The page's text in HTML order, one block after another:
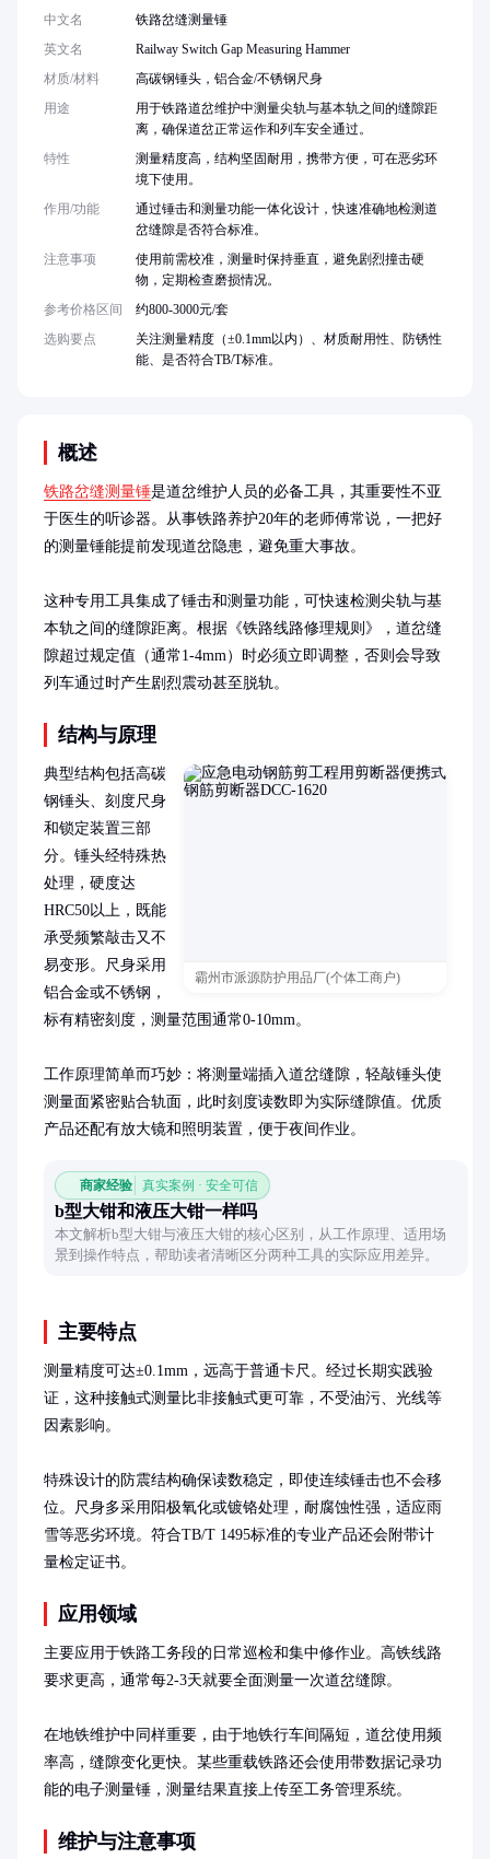
概述
铁路岔缝测量锤是道岔维护人员的必备工具，其重要性不亚
于医生的听诊器。从事铁路养护20年的老师傅常说，一把好
的测量锤能提前发现道岔隐患，避免重大事故。
这种专用工具集成了锤击和测量功能，可快速检测尖轨与基
本轨之间的缝隙距离。根据《铁路线路修理规则》，道岔缝
隙超过规定值（通常1-4mm）时必须立即调整，否则会导致
列车通过时产生剧烈震动甚至脱轨。
结构与原理
霸州市派源防护用品厂(个体工商户)
典型结构包括高碳
钢锤头、刻度尺身
和锁定装置三部
分。锤头经特殊热
处理，硬度达
HRC50以上，既能
承受频繁敲击又不
易变形。尺身采用
铝合金或不锈钢，
标有精密刻度，测量范围通常0-10mm。
工作原理简单而巧妙：将测量端插入道岔缝隙，轻敲锤头使
测量面紧密贴合轨面，此时刻度读数即为实际缝隙值。优质
产品还配有放大镜和照明装置，便于夜间作业。
商家经验 真实案例 · 安全可信
b型大钳和液压大钳一样吗
本文解析b型大钳与液压大钳的核心区别，从工作原理、适用场
景到操作特点，帮助读者清晰区分两种工具的实际应用差异。
主要特点
测量精度可达±0.1mm，远高于普通卡尺。经过长期实践验
证，这种接触式测量比非接触式更可靠，不受油污、光线等
因素影响。
特殊设计的防震结构确保读数稳定，即使连续锤击也不会移
位。尺身多采用阳极氧化或镀铬处理，耐腐蚀性强，适应雨
雪等恶劣环境。符合TB/T 1495标准的专业产品还会附带计
量检定证书。
应用领域
主要应用于铁路工务段的日常巡检和集中修作业。高铁线路
要求更高，通常每2-3天就要全面测量一次道岔缝隙。
在地铁维护中同样重要，由于地铁行车间隔短，道岔使用频
率高，缝隙变化更快。某些重载铁路还会使用带数据记录功
能的电子测量锤，测量结果直接上传至工务管理系统。
维护与注意事项
中文名
铁路岔缝测量锤
英文名
Railway Switch Gap Measuring Hammer
材质/材料
高碳钢锤头，铝合金/不锈钢尺身
用途
用于铁路道岔维护中测量尖轨与基本轨之间的缝隙距
离，确保道岔正常运作和列车安全通过。
特性
测量精度高，结构坚固耐用，携带方便，可在恶劣环
境下使用。
作用/功能
通过锤击和测量功能一体化设计，快速准确地检测道
岔缝隙是否符合标准。
注意事项
使用前需校准，测量时保持垂直，避免剧烈撞击硬
物，定期检查磨损情况。
参考价格区间
约800-3000元/套
选购要点
关注测量精度（±0.1mm以内）、材质耐用性、防锈性
能、是否符合TB/T标准。